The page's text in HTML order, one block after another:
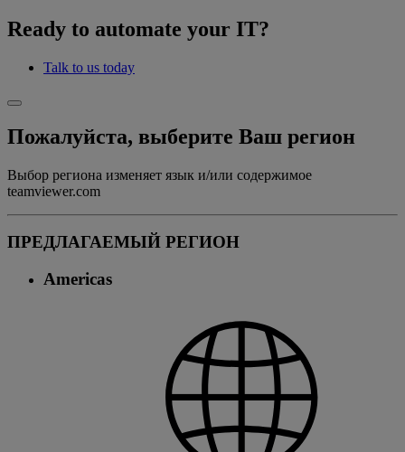
Ready to automate your IT?
Talk to us today
Пожалуйста, выберите Ваш регион
Выбор региона изменяет язык и/или содержимое
teamviewer.com
ПРЕДЛАГАЕМЫЙ РЕГИОН
Americas